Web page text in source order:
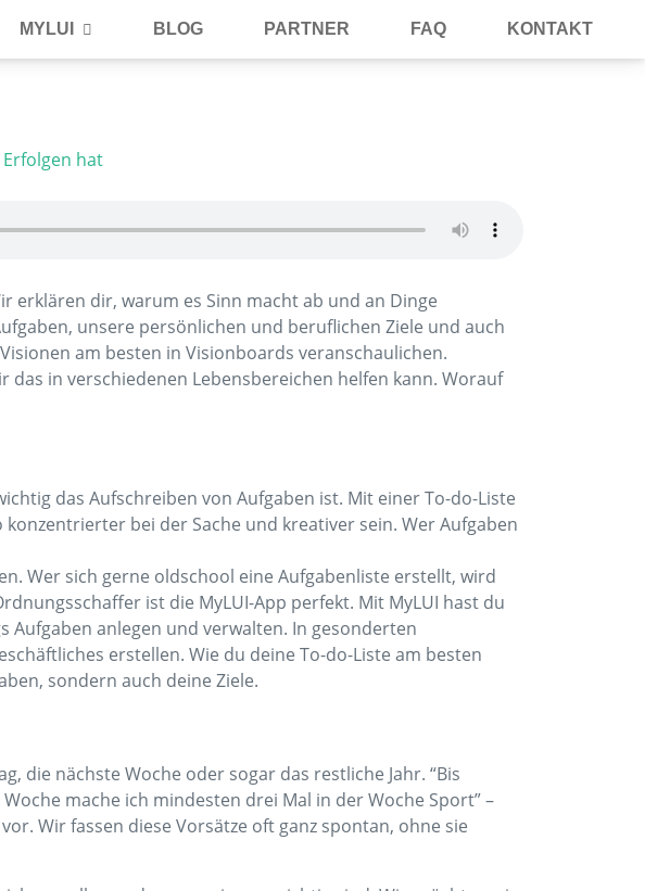
MYLUI BLOG PARTNER FAQ KONTAKT
erklären dir, warum es Sinn macht ab und an Dinge
unsere persönlichen und beruflichen Ziele und auch
am besten in Visionboards veranschaulichen.
in verschiedenen Lebensbereichen helfen kann. Worauf
das Aufschreiben von Aufgaben ist. Mit einer To-do-Liste
bei der Sache und kreativer sein. Wer Aufgaben
Wer sich gerne oldschool eine Aufgabenliste erstellt, wird
ist die MyLUI-App perfekt. Mit MyLUI hast du
anlegen und verwalten. In gesonderten
erstellen. Wie du deine To-do-Liste am besten
sondern auch deine Ziele.
die nächste Woche oder sogar das restliche Jahr. “Bis
mache ich mindesten drei Mal in der Woche Sport” –
Wir fassen diese Vorsätze oft ganz spontan, ohne sie